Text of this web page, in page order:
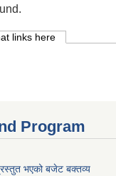
links here
Program
भएको बजेट बक्तव्य